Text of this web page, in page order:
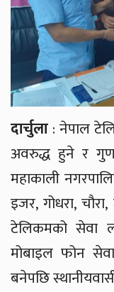
दार्चुला : नेपाल
अवरुद्ध हुने र
महाकाली
इजर, गोधरा,
टेलिकमको सेवा
मोबाइल फोन
बनेपछि